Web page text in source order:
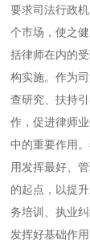
要求司法行政
个市场，使之
括律师在内的
构实施。作为
查研究、扶持
作，促进律师
中的重要作用
用发挥最好、
的起点，以提
务培训、执业
发挥好基础作